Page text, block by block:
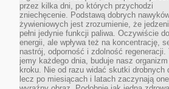
przez kilka dni, po których przychodzi
zniechęcenie. Podstawą dobrych
żywieniowych jest zrozumienie, że
pełni jedynie funkcji paliwa. Oczywiście
energii, ale wpływa też na koncentrację,
nastrój, odporność i zdolność regeneracji.
jemy każdego dnia, buduje nasz
kroku. Nie od razu widać skutki drobnych
lecz po miesiącach i latach zaczynają